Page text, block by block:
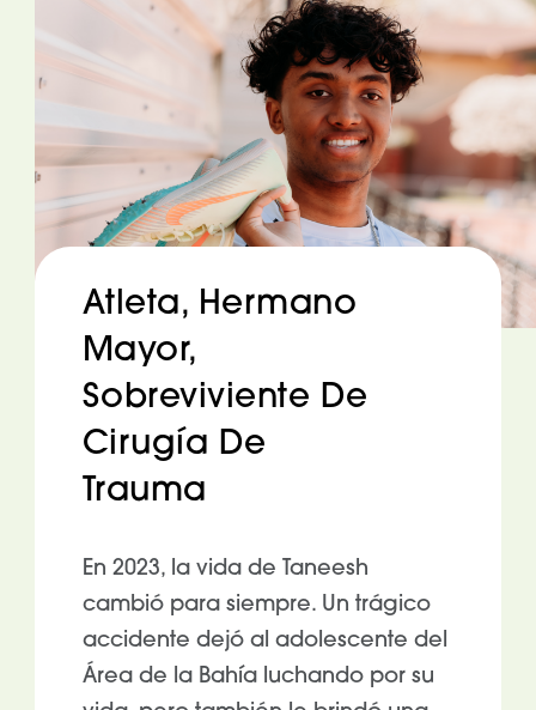
Atleta, Hermano
Mayor,
Sobreviviente De
Cirugía De
Trauma
En 2023, la vida de Taneesh
cambió para siempre. Un trágico
accidente dejó al adolescente del
Área de la Bahía luchando por su